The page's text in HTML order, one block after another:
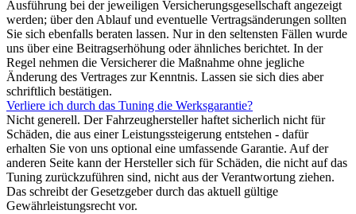
Ausführung bei der jeweiligen Versicherungsgesellschaft angezeigt
werden; über den Ablauf und eventuelle Vertragsänderungen sollten
Sie sich ebenfalls beraten lassen. Nur in den seltensten Fällen wurde
uns über eine Beitragserhöhung oder ähnliches berichtet. In der
Regel nehmen die Versicherer die Maßnahme ohne jegliche
Änderung des Vertrages zur Kenntnis. Lassen sie sich dies aber
schriftlich bestätigen.
Verliere ich durch das Tuning die Werksgarantie?
Nicht generell. Der Fahrzeughersteller haftet sicherlich nicht für
Schäden, die aus einer Leistungssteigerung entstehen - dafür
erhalten Sie von uns optional eine umfassende Garantie. Auf der
anderen Seite kann der Hersteller sich für Schäden, die nicht auf das
Tuning zurückzuführen sind, nicht aus der Verantwortung ziehen.
Das schreibt der Gesetzgeber durch das aktuell gültige
Gewährleistungsrecht vor.